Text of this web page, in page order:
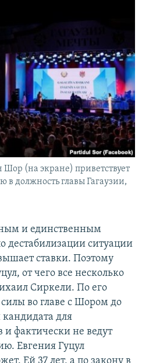
(на экране) приветствует
в должность главы Гагаузии,
и единственным
дестабилизации ситуации
ставки. Поэтому
от чего все несколько
Сиркели. По его
во главе с Шором до
кандидата для
и фактически не ведут
Евгения Гуцул